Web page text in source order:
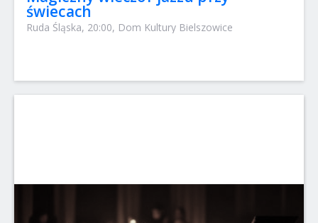
świecach
Ruda Śląska, 20:00, Dom Kultury Bielszowice